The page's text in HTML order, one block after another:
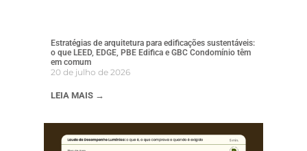
Estratégias de arquitetura para edificações sustentáveis:
o que LEED, EDGE, PBE Edifica e GBC Condomínio têm
em comum
20 de julho de 2026
LEIA MAIS →